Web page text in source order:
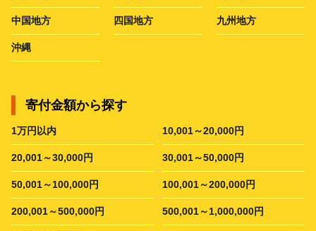
中国地方 四国地方 九州地方
沖縄
寄付金額から探す
1万円以内 10,001～20,000円
20,001～30,000円 30,001～50,000円
50,001～100,000円 100,001～200,000円
200,001～500,000円 500,001～1,000,000円